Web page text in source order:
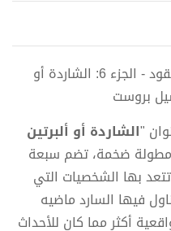
تحميل كتاب البحث عن الزمن المفقود - الجزء 6: الشاردة أو
"الشاردة أو ألبرتين
ضخمة، تضم سبعة
4300 صفحة، وتتعد بها الشخصيات التي
فيها السارد ماضيه
أكثر مما كان للأحداث